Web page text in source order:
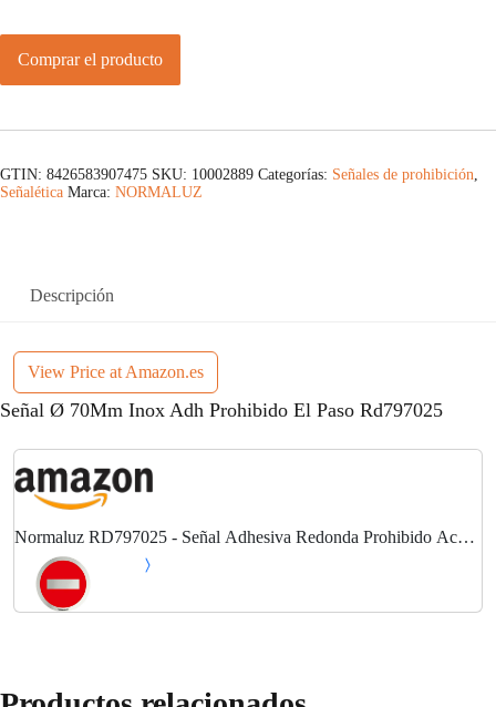
Comprar el producto
GTIN: 8426583907475 SKU: 10002889 Categorías: Señales de prohibición,
Señalética Marca: NORMALUZ
Descripción
View Price at Amazon.es
Señal Ø 70Mm Inox Adh Prohibido El Paso Rd797025
Normaluz RD797025 - Señal Adhesiva Redonda Prohibido Acero
inoxidable Adhesivo 0,8 mm 7 cm